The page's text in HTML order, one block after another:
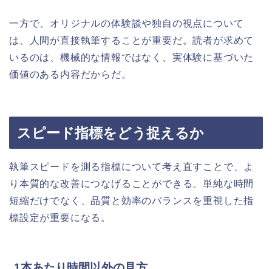
一方で、オリジナルの体験談や独自の視点について
は、人間が直接執筆することが重要だ。読者が求めて
いるのは、機械的な情報ではなく、実体験に基づいた
価値のある内容だからだ。
スピード指標をどう捉えるか
執筆スピードを測る指標について考え直すことで、よ
り本質的な改善につなげることができる。単純な時間
短縮だけでなく、品質と効率のバランスを重視した指
標設定が重要になる。